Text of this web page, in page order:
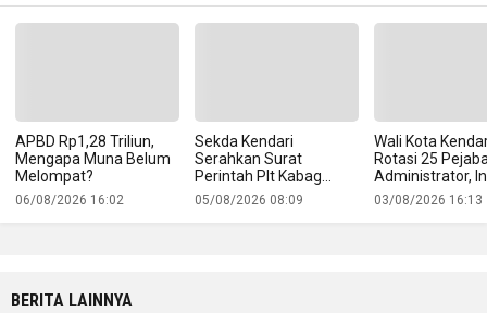
APBD Rp1,28 Triliun,
Mengapa Muna Belum
Melompat?
06/08/2026 16:02
Sekda Kendari
Serahkan Surat
Perintah Plt Kabag
Protokol
05/08/2026 08:09
Wali Kota
Rotasi 25
Administrator,
Namanya
03/08/2026 16:13
BERITA LAINNYA